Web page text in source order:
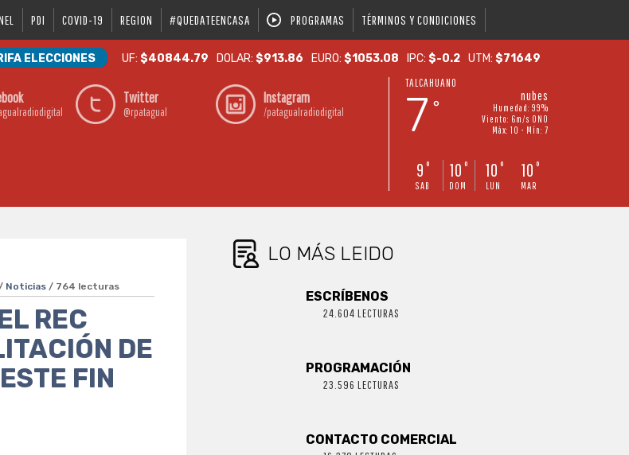
PDI COVID-19 REGION #QUEDATEENCASA PROGRAMAS TÉRMINOS Y CONDICIONES
ELECCIONES UF:$40844.79 DOLAR:$913.86 EURO:$1053.08 IPC:$-0.2 UTM:$71649
Twitter
@rpatagual
Instagram
/patagualradiodigital
TALCAHUANO
7 °
nubes
Humedad: 99%
Viento: 6m/s ONO
Máx: 10 • Mín: 7
9 °
SAB
10 °
DOM
10 °
LUN
10 °
MAR
Noticias / 764 lecturas
REC
DE
FIN
LO MÁS LEIDO
ESCRÍBENOS
24.604 LECTURAS
PROGRAMACIÓN
23.596 LECTURAS
CONTACTO COMERCIAL